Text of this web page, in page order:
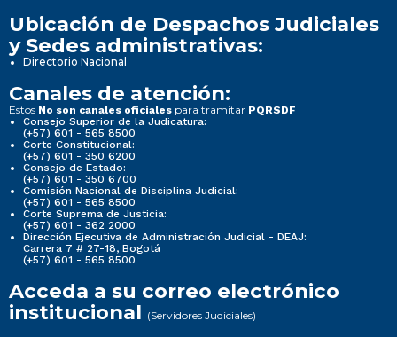
Ubicación de Despachos Judiciales
y Sedes administrativas:
Directorio Nacional
Canales de atención:
Estos No son canales oficiales para tramitar PQRSDF
Consejo Superior de la Judicatura:
(+57) 601 - 565 8500
Corte Constitucional:
(+57) 601 - 350 6200
Consejo de Estado:
(+57) 601 - 350 6700
Comisión Nacional de Disciplina Judicial:
(+57) 601 - 565 8500
Corte Suprema de Justicia:
(+57) 601 - 362 2000
Dirección Ejecutiva de Administración Judicial - DEAJ:
Carrera 7 # 27-18, Bogotá
(+57) 601 - 565 8500
Acceda a su correo electrónico
institucional (Servidores Judiciales)